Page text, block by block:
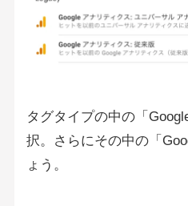
タグタイプの中の「
択。さらにその中の「
ょう。